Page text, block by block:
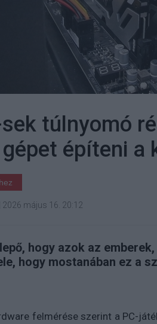
túlnyomó
építeni a
2026 május 16. 20:12
hogy azok az
hogy mostanában ez a
felmérése szerint a PC-